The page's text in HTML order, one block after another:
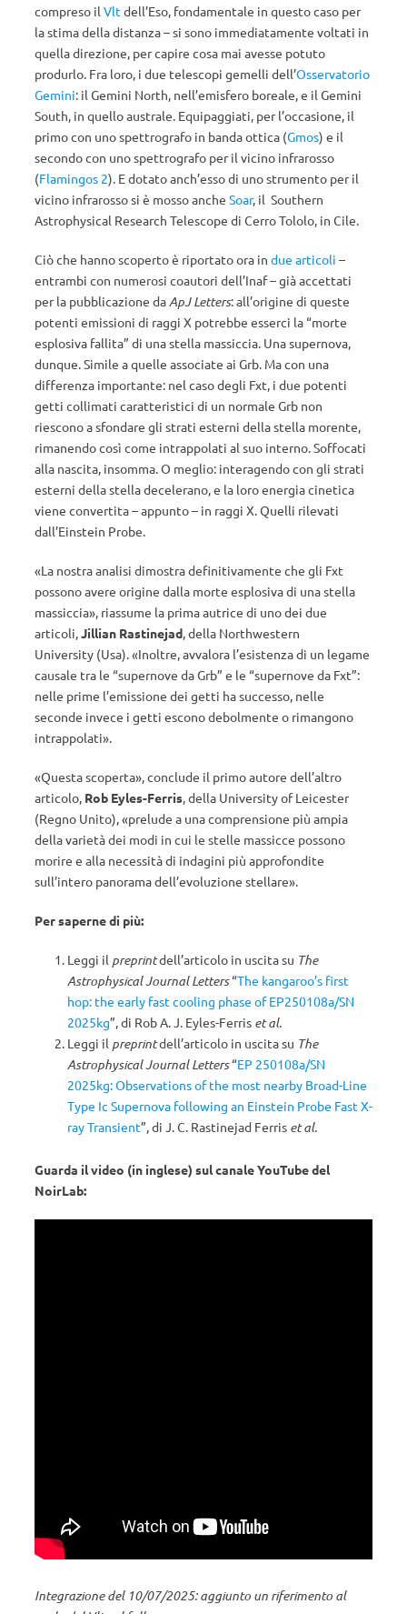
compreso il Vlt dell’Eso, fondamentale in questo caso per
la stima della distanza – si sono immediatamente voltati in
quella direzione, per capire cosa mai avesse potuto
produrlo. Fra loro, i due telescopi gemelli dell’Osservatorio
Gemini: il Gemini North, nell’emisfero boreale, e il Gemini
South, in quello australe. Equipaggiati, per l’occasione, il
primo con uno spettrografo in banda ottica (Gmos) e il
secondo con uno spettrografo per il vicino infrarosso
(Flamingos 2). E dotato anch’esso di uno strumento per il
vicino infrarosso si è mosso anche Soar, il Southern
Astrophysical Research Telescope di Cerro Tololo, in Cile.
Ciò che hanno scoperto è riportato ora in due articoli –
entrambi con numerosi coautori dell’Inaf – già accettati
per la pubblicazione daApJ Letters: all’origine di queste
potenti emissioni di raggi X potrebbe esserci la “morte
esplosiva fallita” di una stella massiccia. Una supernova,
dunque. Simile a quelle associate ai Grb. Ma con una
differenza importante: nel caso degli Fxt, i due potenti
getti collimati caratteristici di un normale Grb non
riescono a sfondare gli strati esterni della stella morente,
rimanendo così come intrappolati al suo interno. Soffocati
alla nascita, insomma. O meglio: interagendo con gli strati
esterni della stella decelerano, e la loro energia cinetica
viene convertita – appunto – in raggi X. Quelli rilevati
dall’Einstein Probe.
«La nostra analisi dimostra definitivamente che gli Fxt
possono avere origine dalla morte esplosiva di una stella
massiccia», riassume la prima autrice di uno dei due
articoli,Jillian Rastinejad, della Northwestern
University (Usa). «Inoltre, avvalora l’esistenza di un legame
causale tra le “supernove da Grb” e le “supernove da Fxt”:
nelle prime l’emissione dei getti ha successo, nelle
seconde invece i getti escono debolmente o rimangono
intrappolati».
«Questa scoperta», conclude il primo autore dell’altro
articolo, Rob Eyles-Ferris, della University of Leicester
(Regno Unito), «prelude a una comprensione più ampia
della varietà dei modi in cui le stelle massicce possono
morire e alla necessità di indagini più approfondite
sull’intero panorama dell’evoluzione stellare».
Per saperne di più:
Leggi il preprintdell’articolo in uscita su The
Astrophysical Journal Letters“The kangaroo’s first
hop: the early fast cooling phase of EP250108a/SN
2025kg”, di Rob A. J. Eyles-Ferris et al.
Leggi il preprintdell’articolo in uscita su The
Astrophysical Journal Letters“EP 250108a/SN
2025kg: Observations of the most nearby Broad-Line
Type Ic Supernova following an Einstein Probe Fast X-
ray Transient”, di J. C. Rastinejad Ferris et al.
Guarda il video (in inglese) sul canale YouTube del
NoirLab:
Integrazione del 10/07/2025: aggiunto un riferimento al